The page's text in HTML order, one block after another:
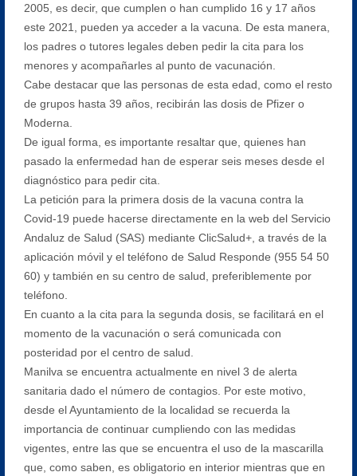
2005, es decir, que cumplen o han cumplido 16 y 17 años
este 2021, pueden ya acceder a la vacuna. De esta manera,
los padres o tutores legales deben pedir la cita para los
menores y acompañarles al punto de vacunación.
Cabe destacar que las personas de esta edad, como el resto
de grupos hasta 39 años, recibirán las dosis de Pfizer o
Moderna.
De igual forma, es importante resaltar que, quienes han
pasado la enfermedad han de esperar seis meses desde el
diagnóstico para pedir cita.
La petición para la primera dosis de la vacuna contra la
Covid-19 puede hacerse directamente en la web del Servicio
Andaluz de Salud (SAS) mediante ClicSalud+, a través de la
aplicación móvil y el teléfono de Salud Responde (955 54 50
60) y también en su centro de salud, preferiblemente por
teléfono.
En cuanto a la cita para la segunda dosis, se facilitará en el
momento de la vacunación o será comunicada con
posteridad por el centro de salud.
Manilva se encuentra actualmente en nivel 3 de alerta
sanitaria dado el número de contagios. Por este motivo,
desde el Ayuntamiento de la localidad se recuerda la
importancia de continuar cumpliendo con las medidas
vigentes, entre las que se encuentra el uso de la mascarilla
que, como saben, es obligatorio en interior mientras que en